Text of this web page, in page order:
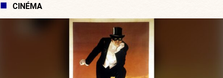
CINÉMA